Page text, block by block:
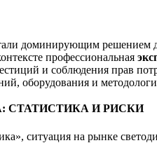
доминирующим
профессиональная
и соблюдения прав
оборудования и
СТАТИСТИКА И РИСКИ
ситуация на рынке